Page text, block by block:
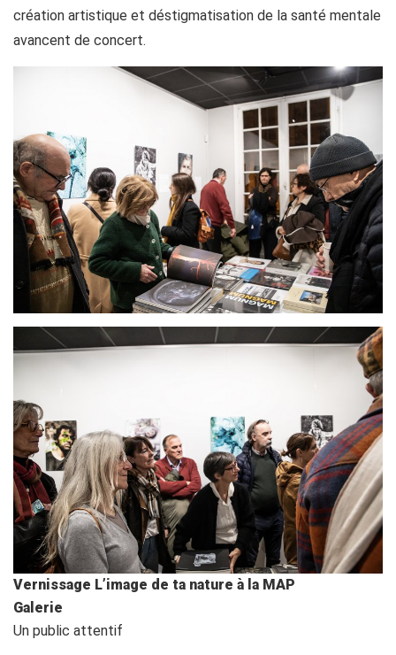
création artistique et déstigmatisation de la santé mentale
avancent de concert.
Vernissage L’image de ta nature à la MAP
Galerie
Un public attentif